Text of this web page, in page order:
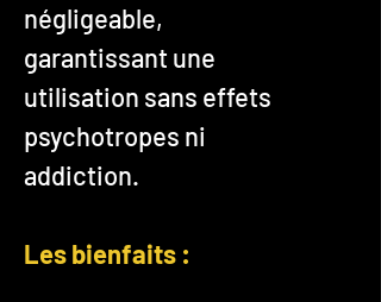
négligeable,
garantissant une
utilisation sans effets
psychotropes ni
addiction.
Les bienfaits :